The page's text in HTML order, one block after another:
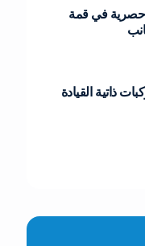
حصرية في قمة
ذاتية القيادة